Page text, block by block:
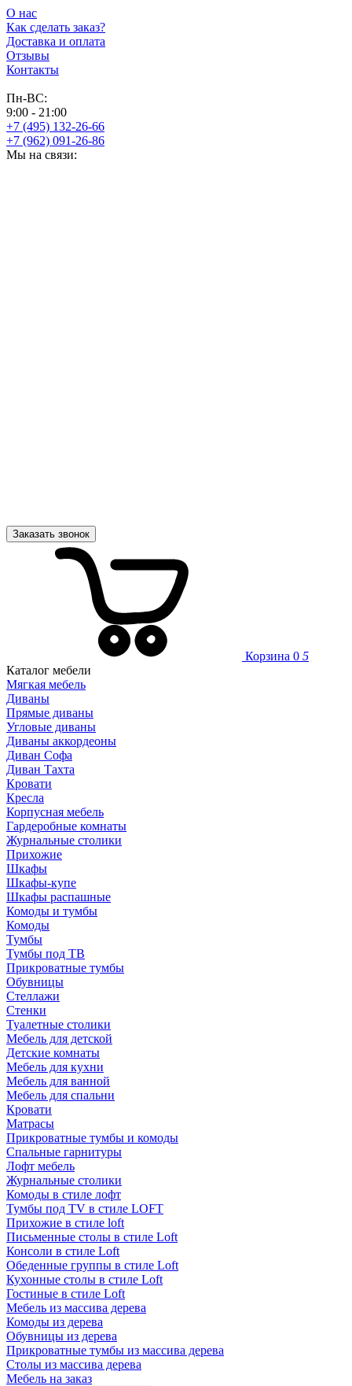
О нас
Как сделать заказ?
Доставка и оплата
Отзывы
Контакты
Пн-ВС:
9:00 - 21:00
+7 (495) 132-26-66
+7 (962) 091-26-86
Мы на связи:
Заказать звонок
Корзина 0 5
Каталог мебели
Мягкая мебель
Диваны
Прямые диваны
Угловые диваны
Диваны аккордеоны
Диван Софа
Диван Тахта
Кровати
Кресла
Корпусная мебель
Гардеробные комнаты
Журнальные столики
Прихожие
Шкафы
Шкафы-купе
Шкафы распашные
Комоды и тумбы
Комоды
Тумбы
Тумбы под ТВ
Прикроватные тумбы
Обувницы
Стеллажи
Стенки
Туалетные столики
Мебель для детской
Детские комнаты
Мебель для кухни
Мебель для ванной
Мебель для спальни
Кровати
Матрасы
Прикроватные тумбы и комоды
Спальные гарнитуры
Лофт мебель
Журнальные столики
Комоды в стиле лофт
Тумбы под TV в стиле LOFT
Прихожие в стиле loft
Письменные столы в стиле Loft
Консоли в стиле Loft
Обеденные группы в стиле Loft
Кухонные столы в стиле Loft
Гостиные в стиле Loft
Мебель из массива дерева
Комоды из дерева
Обувницы из дерева
Прикроватные тумбы из массива дерева
Столы из массива дерева
Мебель на заказ